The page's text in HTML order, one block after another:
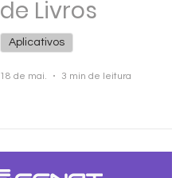
de Livros
Aplicativos
18 de mai. 3 min de leitura